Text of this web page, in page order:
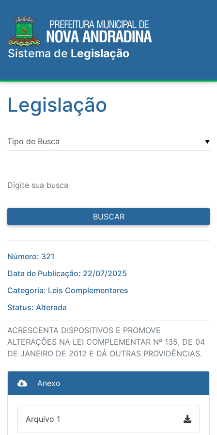
Sistema de Legislação
Legislação
▼
Digite sua busca
BUSCAR
Número: 321
Data de Publicação: 22/07/2025
Categoria: Leis Complementares
Status: Alterada
ACRESCENTA DISPOSITIVOS E PROMOVE
ALTERAÇÕES NA LEI COMPLEMENTAR Nº 135, DE 04
DE JANEIRO DE 2012 E DÁ OUTRAS PROVIDÊNCIAS.
Anexo
Arquivo 1